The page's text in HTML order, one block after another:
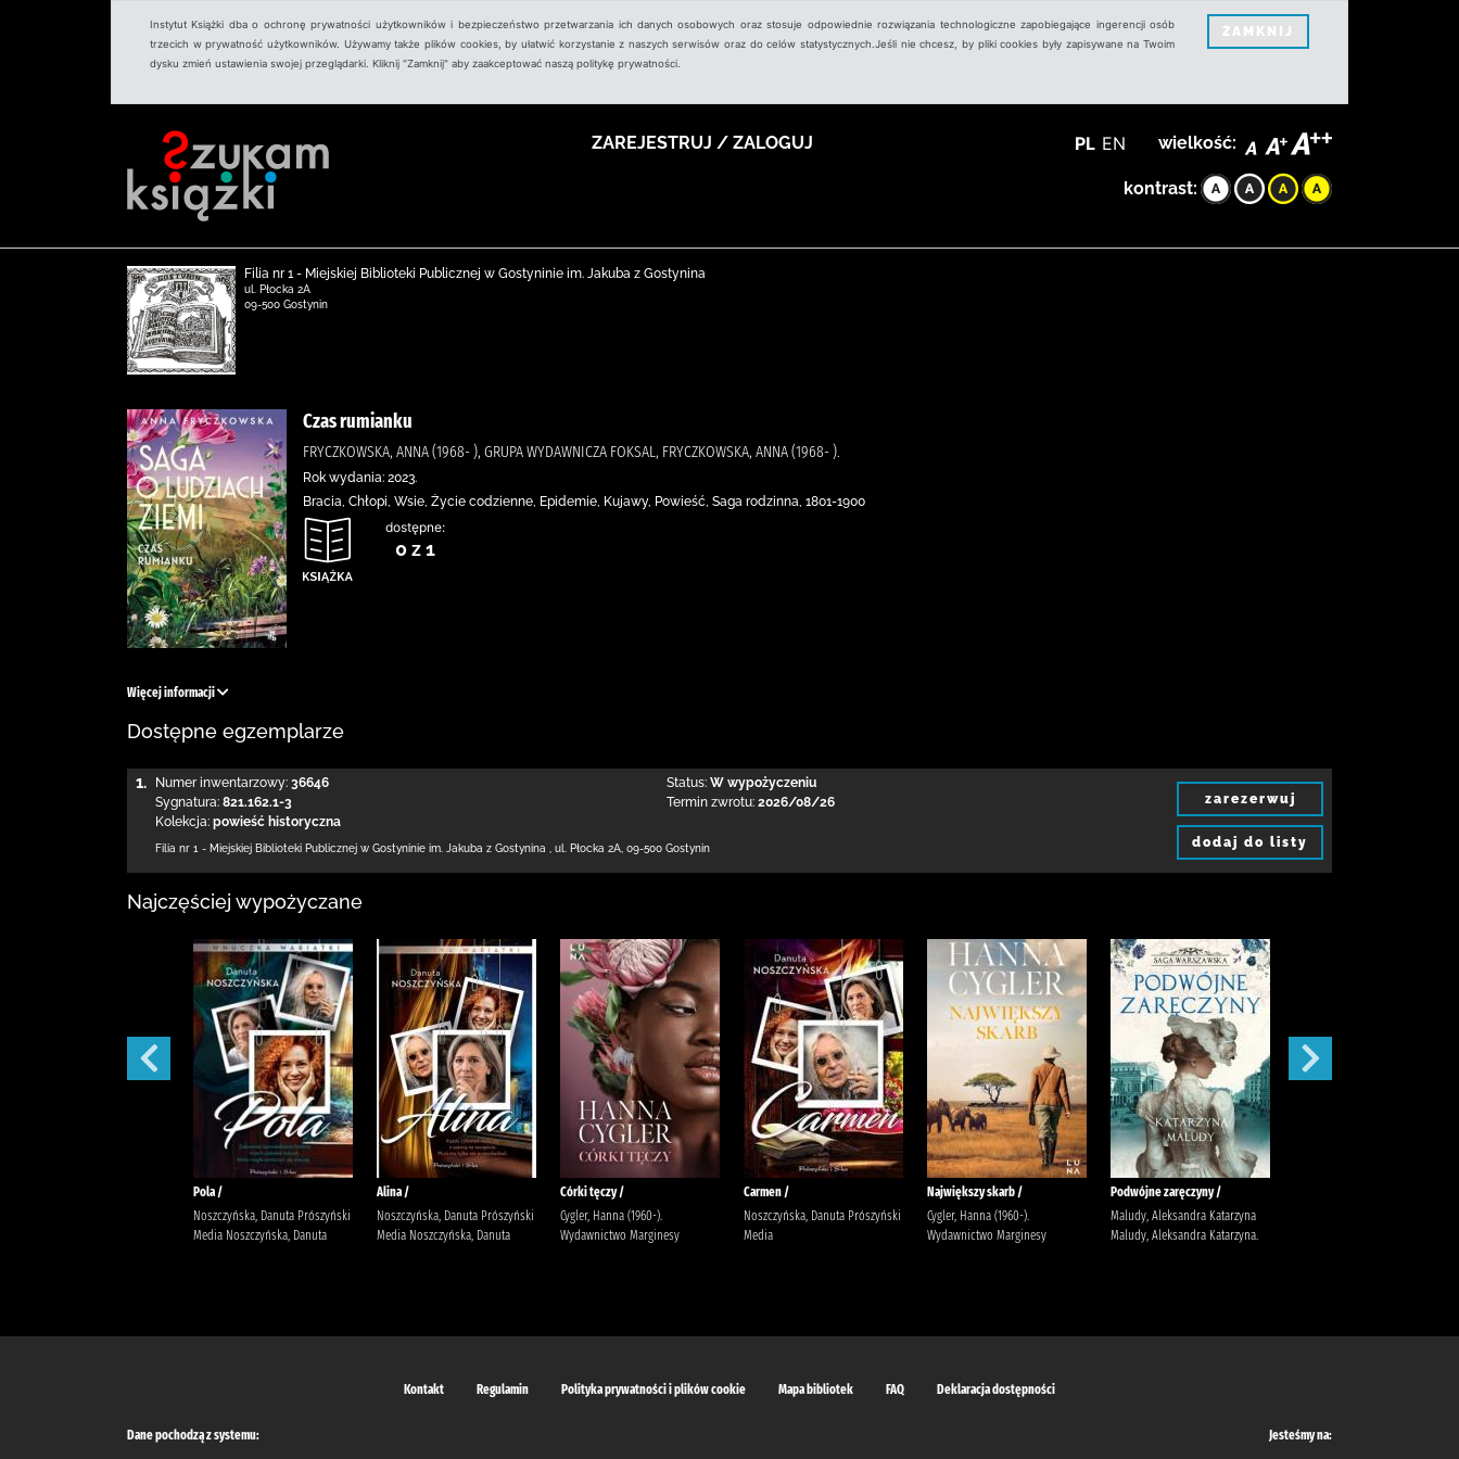
Instytut Książki dba o ochronę prywatności użytkowników i bezpieczeństwo przetwarzania ich danych osobowych oraz stosuje odpowiednie rozwiązania technologiczne zapobiegające ingerencji osób
trzecich w prywatność użytkowników. Używamy także plików cookies, by ułatwić korzystanie z naszych serwisów oraz do celów statystycznych.Jeśli nie chcesz, by pliki cookies były zapisywane na Twoim
dysku zmień ustawienia swojej przeglądarki. Kliknij "Zamknij" aby zaakceptować naszą politykę prywatności.
ZAMKNIJ
ZAREJESTRUJ / ZALOGUJ PL EN wielkość:
kontrast:
Filia nr 1 - Miejskiej Biblioteki Publicznej w Gostyninie im. Jakuba z Gostynina
ul. Płocka 2A
09-500 Gostynin
Czas rumianku
FRYCZKOWSKA, ANNA (1968- ), GRUPA WYDAWNICZA FOKSAL, FRYCZKOWSKA, ANNA (1968- ).
Rok wydania: 2023.
Bracia, Chłopi, Wsie, Życie codzienne, Epidemie, Kujawy, Powieść, Saga rodzinna, 1801-1900
dostępne:
0 z 1
Więcej informacji
Dostępne egzemplarze
1. Numer inwentarzowy: 36646
Sygnatura: 821.162.1-3
Kolekcja: powieść historyczna
Status: W wypożyczeniu
Termin zwrotu: 2026/08/26
Filia nr 1 - Miejskiej Biblioteki Publicznej w Gostyninie im. Jakuba z Gostynina ul. Płocka 2A 09-500 Gostynin
zarezerwuj
dodaj do listy
Najczęściej wypożyczane
Pola /
Noszczyńska, Danuta Prószyński
Media Noszczyńska, Danuta
Alina /
Noszczyńska, Danuta Prószyński
Media Noszczyńska, Danuta
Córki tęczy /
Cygler, Hanna (1960-).
Wydawnictwo Marginesy
Carmen /
Noszczyńska, Danuta Prószyński
Media
Największy skarb /
Cygler, Hanna (1960-).
Wydawnictwo Marginesy
Podwójne zaręczyny /
Maludy, Aleksandra Katarzyna
Maludy, Aleksandra Katarzyna.
Kontakt Regulamin Polityka prywatności i plików cookie Mapa bibliotek FAQ Deklaracja dostępności
Dane pochodzą z systemu: Jesteśmy na: